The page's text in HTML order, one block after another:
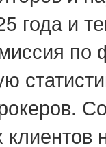
года и